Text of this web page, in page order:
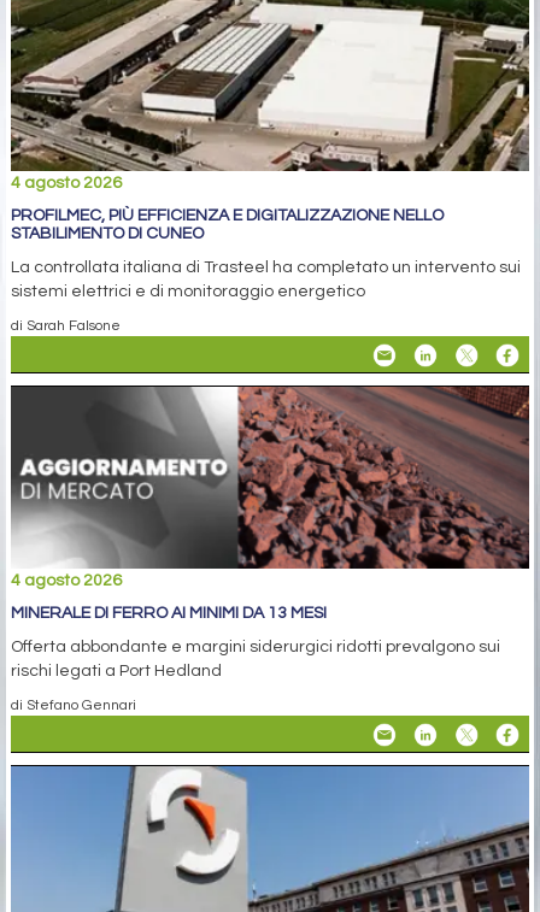
4 agosto 2026
PROFILMEC, PIÙ EFFICIENZA E DIGITALIZZAZIONE NELLO
STABILIMENTO DI CUNEO
La controllata italiana di Trasteel ha completato un intervento sui
sistemi elettrici e di monitoraggio energetico
di Sarah Falsone
4 agosto 2026
MINERALE DI FERRO AI MINIMI DA 13 MESI
Offerta abbondante e margini siderurgici ridotti prevalgono sui
rischi legati a Port Hedland
di Stefano Gennari